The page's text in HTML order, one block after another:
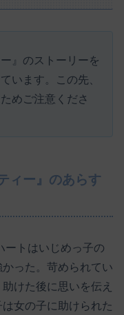
』のストーリーを
います。この先、
めご注意くださ
ィー』のあらす
ートはいじめっ子の
った。苛められてい
けた後に思いを伝え
女の子に助けられた